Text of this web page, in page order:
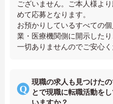
ございません。ご本人様よ
めて応募となります。
お預かりしているすべての
業・医療機関側に開示した
一切ありませんのでご安心く
現職の求人も見つけた
とで現職に転職活動を
いますか？